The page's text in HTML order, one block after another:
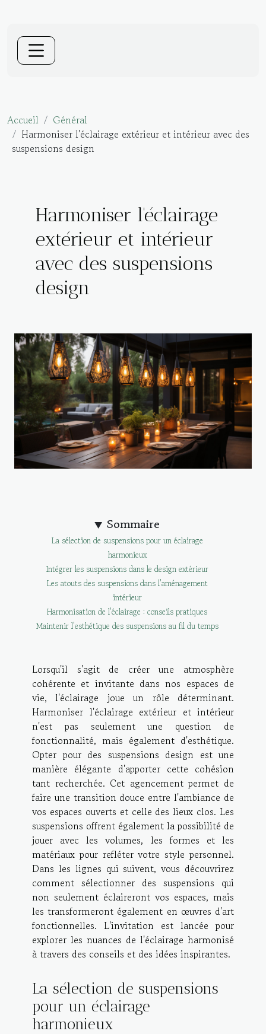
Accueil
Général
Harmoniser l'éclairage extérieur et intérieur avec des
suspensions design
Harmoniser l'éclairage
extérieur et intérieur
avec des suspensions
design
Sommaire
La sélection de suspensions pour un éclairage
harmonieux
Intégrer les suspensions dans le design extérieur
Les atouts des suspensions dans l'aménagement
intérieur
Harmonisation de l'éclairage : conseils pratiques
Maintenir l'esthétique des suspensions au fil du temps
Lorsqu'il s'agit de créer une atmosphère
cohérente et invitante dans nos espaces de
vie, l'éclairage joue un rôle déterminant.
Harmoniser l'éclairage extérieur et intérieur
n'est pas seulement une question de
fonctionnalité, mais également d'esthétique.
Opter pour des suspensions design est une
manière élégante d'apporter cette cohésion
tant recherchée. Cet agencement permet de
faire une transition douce entre l'ambiance de
vos espaces ouverts et celle des lieux clos. Les
suspensions offrent également la possibilité de
jouer avec les volumes, les formes et les
matériaux pour refléter votre style personnel.
Dans les lignes qui suivent, vous découvrirez
comment sélectionner des suspensions qui
non seulement éclaireront vos espaces, mais
les transformeront également en œuvres d'art
fonctionnelles. L'invitation est lancée pour
explorer les nuances de l'éclairage harmonisé
à travers des conseils et des idées inspirantes.
La sélection de suspensions
pour un éclairage
harmonieux